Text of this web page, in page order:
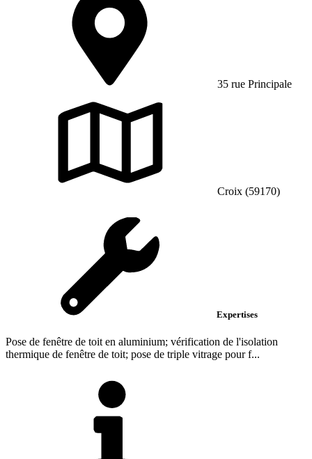
35 rue Principale
Croix (59170)
Expertises
Pose de fenêtre de toit en aluminium; vérification de l'isolation
thermique de fenêtre de toit; pose de triple vitrage pour f...